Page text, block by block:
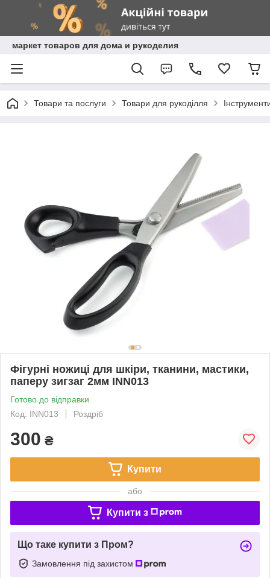
маркет товаров для дома и рукоделия
Товари та послуги Товари для рукоділля
Фігурні ножиці для шкіри, тканини, мастики,
паперу зигзаг 2мм INN013
Готово до відправки
Код: INN013
Роздріб
300 ₴
Купити
або
Купити з
Що таке купити з Пром?
Замовлення під захистом